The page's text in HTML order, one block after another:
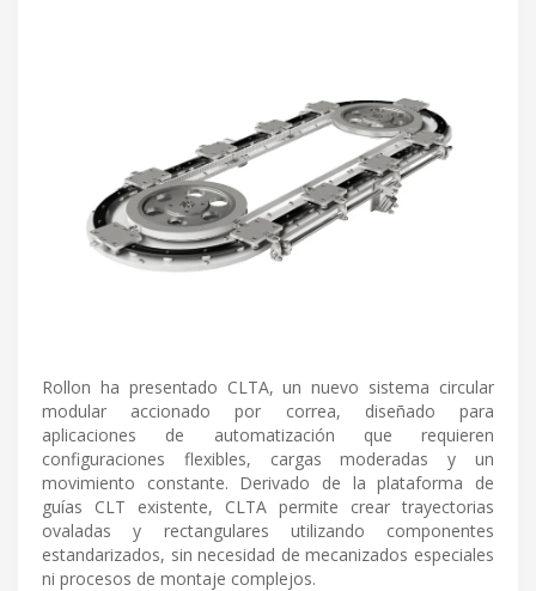
Rollon ha presentado CLTA, un nuevo sistema circular
modular accionado por correa, diseñado para
aplicaciones de automatización que requieren
configuraciones flexibles, cargas moderadas y un
movimiento constante. Derivado de la plataforma de
guías CLT existente, CLTA permite crear trayectorias
ovaladas y rectangulares utilizando componentes
estandarizados, sin necesidad de mecanizados especiales
ni procesos de montaje complejos.